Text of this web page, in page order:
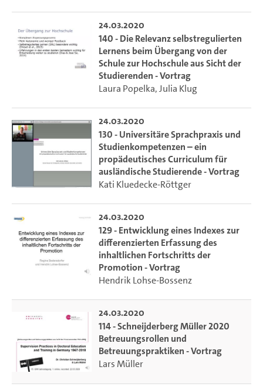
24.03.2020
140 - Die Relevanz selbstregulierten
Lernens beim Übergang von der
Schule zur Hochschule aus Sicht der
Studierenden - Vortrag
Laura Popelka,Julia Klug
24.03.2020
130 - Universitäre Sprachpraxis und
Studienkompetenzen – ein
propädeutisches Curriculum für
ausländische Studierende - Vortrag
Kati Kluedecke-Röttger
24.03.2020
129 - Entwicklung eines Indexes zur
differenzierten Erfassung des
inhaltlichen Fortschritts der
Promotion - Vortrag
Hendrik Lohse-Bossenz
24.03.2020
114 - Schneijderberg Müller 2020
Betreuungsrollen und
Betreuungspraktiken - Vortrag
Lars Müller